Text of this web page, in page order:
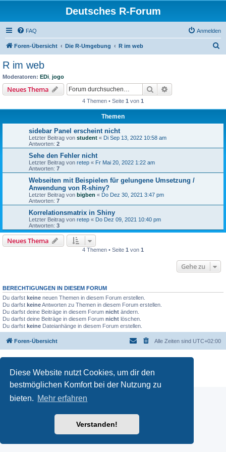
Diese Website nutzt Cookies, um dir den
bestmöglichen Komfort bei der Nutzung zu
bieten. Mehr erfahren
Verstanden!
Deutsches R-Forum
FAQ Anmelden
Foren-Übersicht Die R-Umgebung R im web
R im web
Moderatoren: EDi jogo
Neues Thema Suche
4 Themen • Seite 1 von 1
Themen
sidebar Panel erscheint nicht
Letzter Beitrag von student « Di Sep 13, 2022 10:58 am
Antworten: 2
Sehe den Fehler nicht
Letzter Beitrag von retep « Fr Mai 20, 2022 1:22 am
Antworten: 7
Webseiten mit Beispielen für gelungene Umsetzung /
Anwendung von R-shiny?
Letzter Beitrag von bigben « Do Dez 30, 2021 3:47 pm
Antworten: 7
Korrelationsmatrix in Shiny
Letzter Beitrag von retep « Do Dez 09, 2021 10:40 pm
Antworten: 3
Neues Thema
4 Themen • Seite 1 von 1
Gehe zu
BERECHTIGUNGEN IN DIESEM FORUM
Du darfst keine neuen Themen in diesem Forum erstellen.
Du darfst keineAntworten zu Themen in diesem Forum erstellen.
Du darfst deine Beiträge in diesem Forum nicht ändern.
Du darfst deine Beiträge in diesem Forum nicht löschen.
Du darfst keine Dateianhänge in diesem Forum erstellen.
Foren-Übersicht Alle Zeiten sind UTC+02:00
Powered byphpBB® Forum Software © phpBB Limited
Datenschutz |Nutzungsbedingungen